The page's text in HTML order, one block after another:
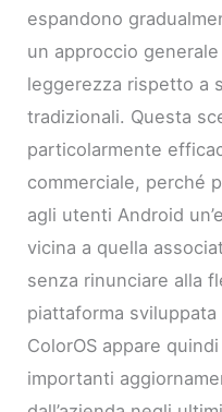
espandono
un approccio
leggerezza rispetto a
tradizionali. Questa
particolarmente
commerciale, perché
agli utenti Android
vicina a quella
senza rinunciare alla
piattaforma
ColorOS appare
importanti